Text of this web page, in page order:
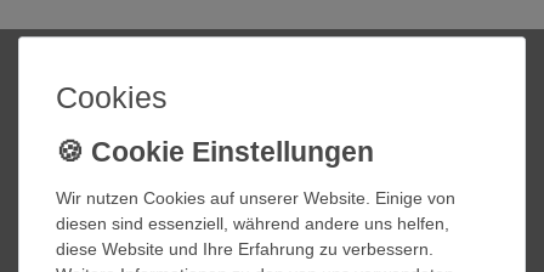
Mein Konto
Login
Informationen
Kontakt
Zahlung und Versand
Cookies
Wir nutzen Cookies auf unserer Website. Einige von
diesen sind essenziell, während andere uns helfen,
diese Website und Ihre Erfahrung zu verbessern.